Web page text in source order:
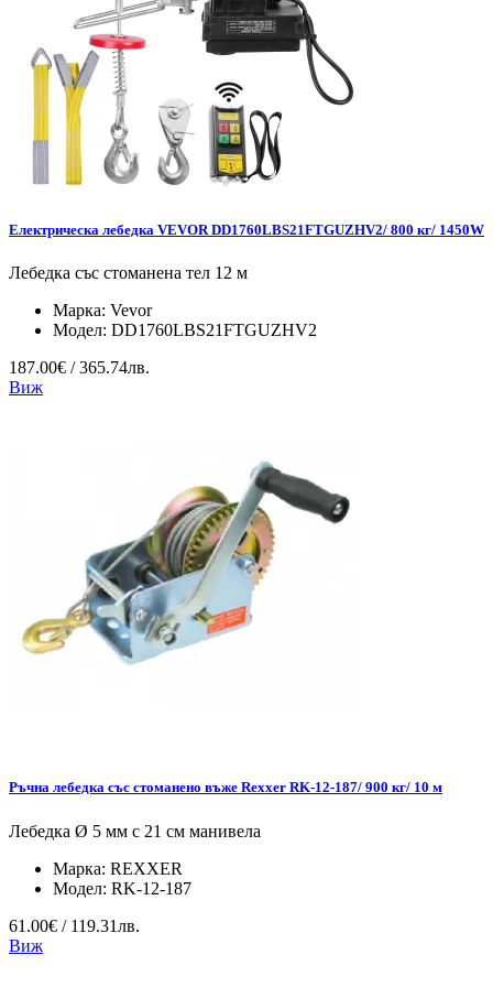
Електрическа лебедка VEVOR DD1760LBS21FTGUZHV2/ 800 кг/ 1450W
Лебедка със стоманена тел 12 м
Марка: Vevor
Модел: DD1760LBS21FTGUZHV2
187.00€ / 365.74лв.
Виж
Ръчна лебедка със стоманено въже Rexxer RK-12-187/ 900 кг/ 10 м
Лебедка Ø 5 мм с 21 см манивела
Марка: REXXER
Модел: RK-12-187
61.00€ / 119.31лв.
Виж